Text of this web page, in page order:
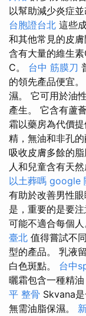
以幫助減少炎症
台胞證台北 這些
和其他常見的皮膚
含有大量的維生
C。 台中 筋膜刀
的領先產品便宜
濕。 它可用於油
產生。 它含有蘆
霜以藥房為代價
精，無油和非孔
吸收皮膚多餘的脂
人和兒童含有天
以土葬嗎 google
有助於改善男性
是，重要的是要
可能不適合每個人
臺北 值得嘗試不
型的產品。 乳液
白色斑點。 台中
曬霜包含一種精
平 整骨 Skvana
無需油脂保濕。